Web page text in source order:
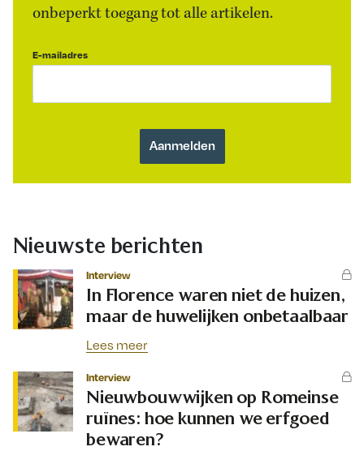
onbeperkt toegang tot alle artikelen.
E-mailadres
Nieuwste berichten
Interview
In Florence waren niet de huizen,
maar de huwelijken onbetaalbaar
Lees meer
Interview
Nieuwbouwwijken op Romeinse
ruïnes: hoe kunnen we erfgoed
bewaren?